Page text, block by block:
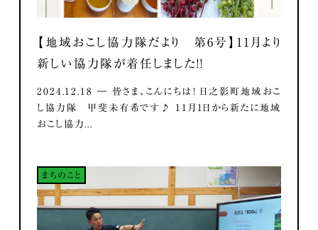
【地域おこし協力隊だより 第6号】11月より
新しい協力隊が着任しました！！
2024.12.18 ― 皆さま、こんにちは！ 日之影町地域おこ
し協力隊 甲斐未有希です♪ 11月1日から新たに地域
おこし協力...
まちのこと